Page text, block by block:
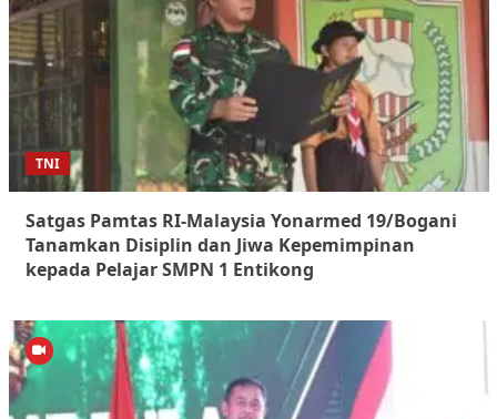
TNI
Satgas Pamtas RI-Malaysia Yonarmed 19/Bogani
Tanamkan Disiplin dan Jiwa Kepemimpinan
kepada Pelajar SMPN 1 Entikong